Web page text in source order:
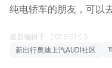
纯电轿车的朋友，可以
最后编辑于 · 2026-01-23
新出行奥迪上汽AUDI社区